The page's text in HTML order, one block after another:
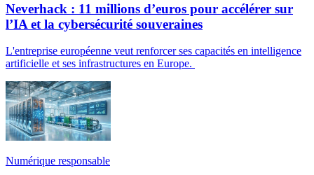
Neverhack : 11 millions d’euros pour accélérer sur
l’IA et la cybersécurité souveraines
L'entreprise européenne veut renforcer ses capacités en intelligence
artificielle et ses infrastructures en Europe.
Numérique responsable